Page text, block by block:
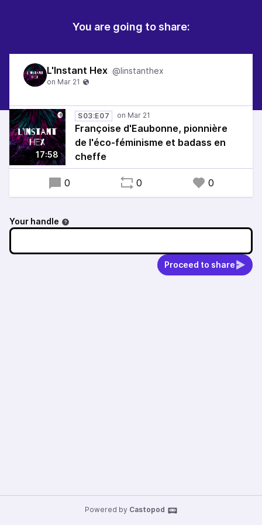
You are going to share:
L'Instant Hex @linstanthex
17:58
S03:E07
Françoise d'Eaubonne, pionnière
de l'éco-féminisme et badass en
cheffe
0 0 0
Your handle
Proceed to share
Powered by Castopod